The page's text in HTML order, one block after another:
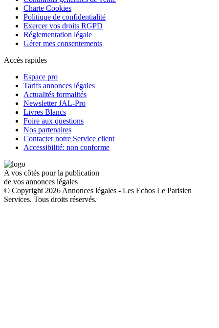
Charte Cookies
Politique de confidentialité
Exercer vos droits RGPD
Réglementation légale
Gérer mes consentements
Accès rapides
Espace pro
Tarifs annonces légales
Actualités formalités
Newsletter JAL-Pro
Livres Blancs
Foire aux questions
Nos partenaires
Contacter notre Service client
Accessibilité: non conforme
A vos côtés pour la publication
de vos annonces légales
© Copyright 2026 Annonces légales - Les Echos Le Parisien
Services. Tous droits réservés.